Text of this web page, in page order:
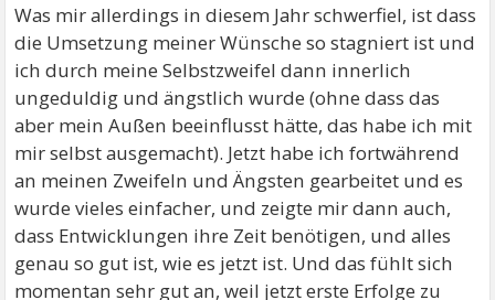
Was mir allerdings in diesem Jahr schwerfiel, ist dass
die Umsetzung meiner Wünsche so stagniert ist und
ich durch meine Selbstzweifel dann innerlich
ungeduldig und ängstlich wurde (ohne dass das
aber mein Außen beeinflusst hätte, das habe ich mit
mir selbst ausgemacht). Jetzt habe ich fortwährend
an meinen Zweifeln und Ängsten gearbeitet und es
wurde vieles einfacher, und zeigte mir dann auch,
dass Entwicklungen ihre Zeit benötigen, und alles
genau so gut ist, wie es jetzt ist. Und das fühlt sich
momentan sehr gut an, weil jetzt erste Erfolge zu